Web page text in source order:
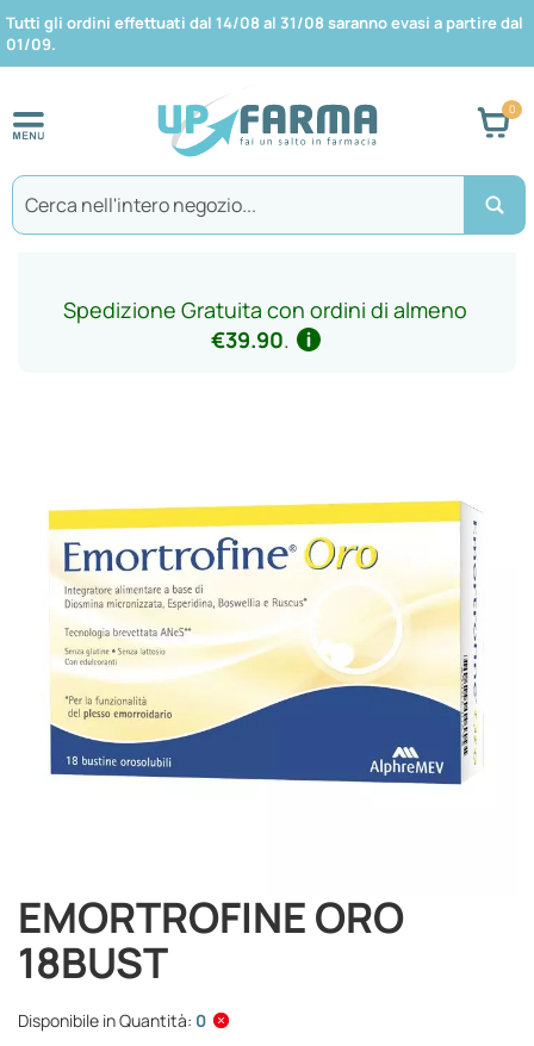
Tutti gli ordini effettuati dal 14/08 al 31/08 saranno evasi a partire dal
01/09.
Spedizione Gratuita con ordini di almeno
€39.90.
EMORTROFINE ORO
18BUST
Disponibile in Quantità: 0
immagini
Vai
all'inizio
della
galleria
immagini